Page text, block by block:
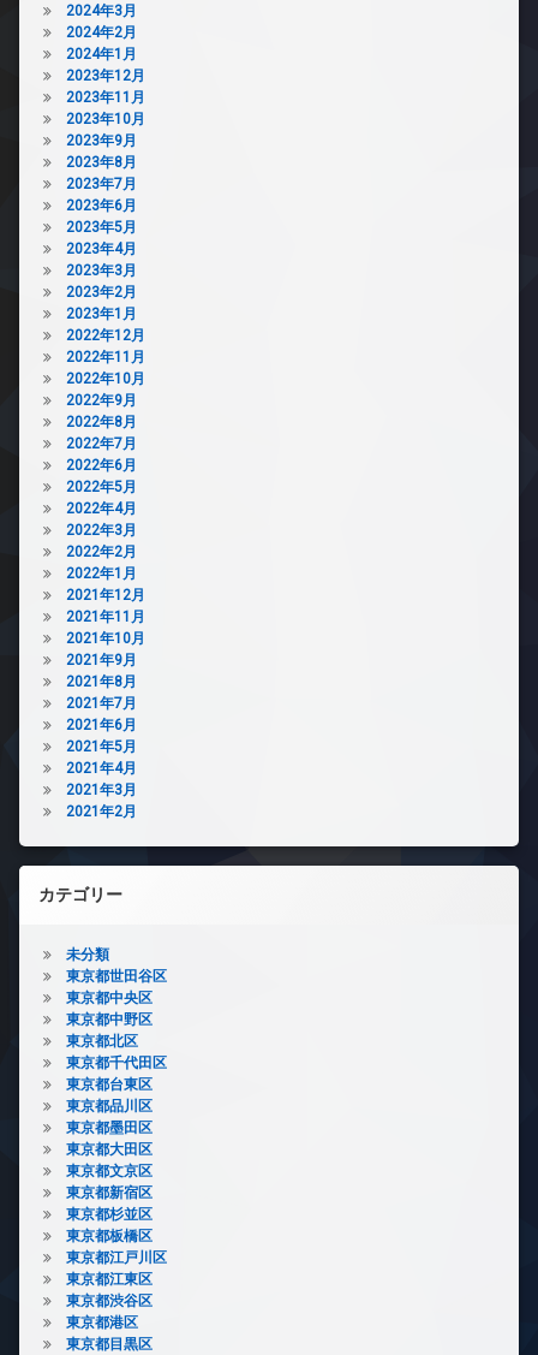
2024年3月
2024年2月
2024年1月
2023年12月
2023年11月
2023年10月
2023年9月
2023年8月
2023年7月
2023年6月
2023年5月
2023年4月
2023年3月
2023年2月
2023年1月
2022年12月
2022年11月
2022年10月
2022年9月
2022年8月
2022年7月
2022年6月
2022年5月
2022年4月
2022年3月
2022年2月
2022年1月
2021年12月
2021年11月
2021年10月
2021年9月
2021年8月
2021年7月
2021年6月
2021年5月
2021年4月
2021年3月
2021年2月
カテゴリー
未分類
東京都世田谷区
東京都中央区
東京都中野区
東京都北区
東京都千代田区
東京都台東区
東京都品川区
東京都墨田区
東京都大田区
東京都文京区
東京都新宿区
東京都杉並区
東京都板橋区
東京都江戸川区
東京都江東区
東京都渋谷区
東京都港区
東京都目黒区